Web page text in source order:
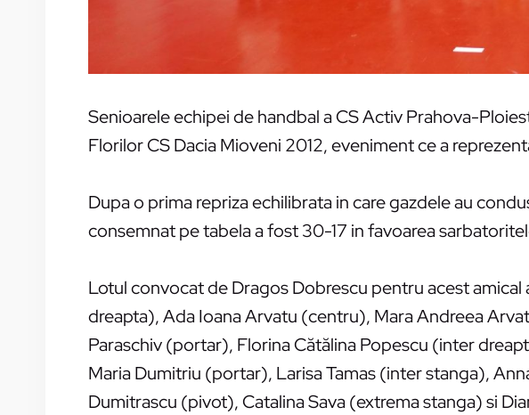
Senioarele echipei de handbal a CS Activ Prahova-
Florilor CS Dacia Mioveni 2012, eveniment ce a
Dupa o prima repriza echilibrata in care gazdele au
consemnat pe tabela a fost 30-17 in favoarea
Lotul convocat de Dragos Dobrescu pentru acest
dreapta), Ada Ioana Arvatu (centru), Mara Andreea
Paraschiv (portar), Florina Cătălina Popescu (inter
Maria Dumitriu (portar), Larisa Tamas (inter stanga),
Dumitrascu (pivot), Catalina Sava (extrema stanga) si